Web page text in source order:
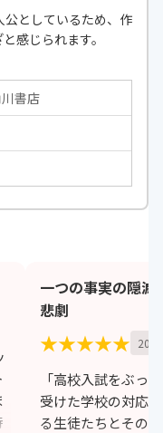
としているため、作
感じられます。
書店
一つの事実の隠滅
悲劇
★★★★★ 20
「高校入試をぶっ
受けた学校の対応
る生徒たちとその